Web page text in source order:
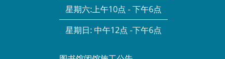
星期六:上午10点 - 下午6点
星期日: 中午12点 -下午6点